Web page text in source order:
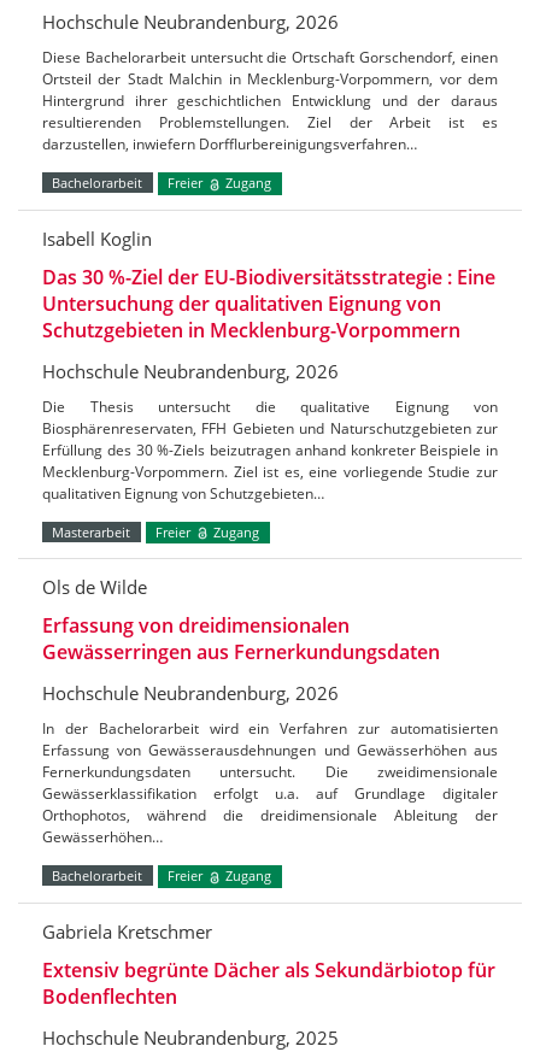
Hochschule Neubrandenburg, 2026
Diese Bachelorarbeit untersucht die Ortschaft Gorschendorf, einen
Ortsteil der Stadt Malchin in Mecklenburg-Vorpommern, vor dem
Hintergrund ihrer geschichtlichen Entwicklung und der daraus
resultierenden Problemstellungen. Ziel der Arbeit ist es
darzustellen, inwiefern Dorfflurbereinigungsverfahren…
Bachelorarbeit Freier Zugang
Isabell Koglin
Das 30 %-Ziel der EU-Biodiversitätsstrategie : Eine
Untersuchung der qualitativen Eignung von
Schutzgebieten in Mecklenburg-Vorpommern
Hochschule Neubrandenburg, 2026
Die Thesis untersucht die qualitative Eignung von
Biosphärenreservaten, FFH Gebieten und Naturschutzgebieten zur
Erfüllung des 30 %-Ziels beizutragen anhand konkreter Beispiele in
Mecklenburg-Vorpommern. Ziel ist es, eine vorliegende Studie zur
qualitativen Eignung von Schutzgebieten…
Masterarbeit Freier Zugang
Ols de Wilde
Erfassung von dreidimensionalen
Gewässerringen aus Fernerkundungsdaten
Hochschule Neubrandenburg, 2026
In der Bachelorarbeit wird ein Verfahren zur automatisierten
Erfassung von Gewässerausdehnungen und Gewässerhöhen aus
Fernerkundungsdaten untersucht. Die zweidimensionale
Gewässerklassifikation erfolgt u.a. auf Grundlage digitaler
Orthophotos, während die dreidimensionale Ableitung der
Gewässerhöhen…
Bachelorarbeit Freier Zugang
Gabriela Kretschmer
Extensiv begrünte Dächer als Sekundärbiotop für
Bodenflechten
Hochschule Neubrandenburg, 2025